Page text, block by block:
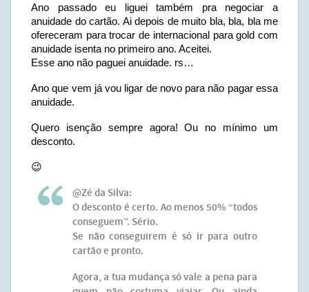
Ano passado eu liguei também pra negociar a
anuidade do cartão. Ai depois de muito bla, bla, bla me
ofereceram para trocar de internacional para gold com
anuidade isenta no primeiro ano. Aceitei.
Esse ano não paguei anuidade. rs…
Ano que vem já vou ligar de novo para não pagar essa
anuidade.
Quero isenção sempre agora! Ou no mínimo um
desconto.
😉
@Zé da Silva:
O desconto é certo. Ao menos 50% “todos
conseguem”. Sério.
Se não conseguirem é só ir para outro
cartão e pronto.
Agora, a tua mudança só vale a pena para